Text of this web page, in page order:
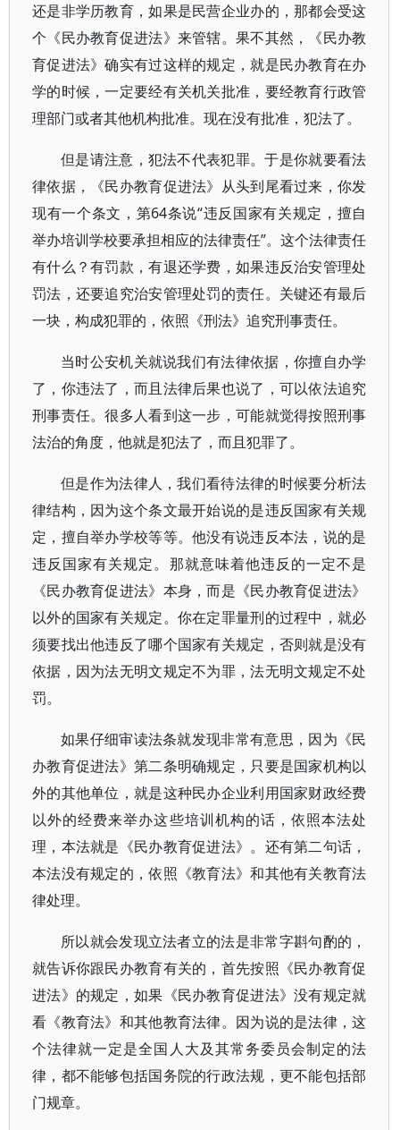
还是非学历教育，如果是民营企业办的，那都会受这
个《民办教育促进法》来管辖。果不其然，《民办教
育促进法》确实有过这样的规定，就是民办教育在办
学的时候，一定要经有关机关批准，要经教育行政管
理部门或者其他机构批准。现在没有批准，犯法了。
但是请注意，犯法不代表犯罪。于是你就要看法
律依据，《民办教育促进法》从头到尾看过来，你发
现有一个条文，第64条说“违反国家有关规定，擅自
举办培训学校要承担相应的法律责任”。这个法律责任
有什么？有罚款，有退还学费，如果违反治安管理处
罚法，还要追究治安管理处罚的责任。关键还有最后
一块，构成犯罪的，依照《刑法》追究刑事责任。
当时公安机关就说我们有法律依据，你擅自办学
了，你违法了，而且法律后果也说了，可以依法追究
刑事责任。很多人看到这一步，可能就觉得按照刑事
法治的角度，他就是犯法了，而且犯罪了。
但是作为法律人，我们看待法律的时候要分析法
律结构，因为这个条文最开始说的是违反国家有关规
定，擅自举办学校等等。他没有说违反本法，说的是
违反国家有关规定。那就意味着他违反的一定不是
《民办教育促进法》本身，而是《民办教育促进法》
以外的国家有关规定。你在定罪量刑的过程中，就必
须要找出他违反了哪个国家有关规定，否则就是没有
依据，因为法无明文规定不为罪，法无明文规定不处
罚。
如果仔细审读法条就发现非常有意思，因为《民
办教育促进法》第二条明确规定，只要是国家机构以
外的其他单位，就是这种民办企业利用国家财政经费
以外的经费来举办这些培训机构的话，依照本法处
理，本法就是《民办教育促进法》。还有第二句话，
本法没有规定的，依照《教育法》和其他有关教育法
律处理。
所以就会发现立法者立的法是非常字斟句酌的，
就告诉你跟民办教育有关的，首先按照《民办教育促
进法》的规定，如果《民办教育促进法》没有规定就
看《教育法》和其他教育法律。因为说的是法律，这
个法律就一定是全国人大及其常务委员会制定的法
律，都不能够包括国务院的行政法规，更不能包括部
门规章。